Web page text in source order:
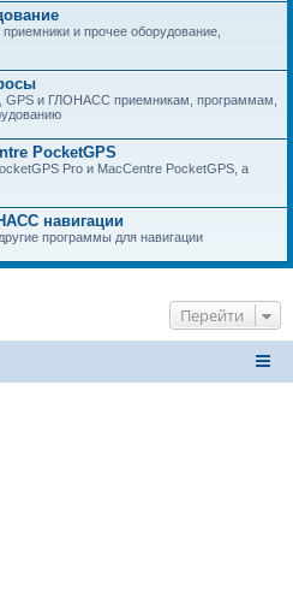
и прочее оборудование,
GPS и ГЛОНАСС приемникам, программам,
PocketGPS
Pro и MacCentre PocketGPS, а
навигации
программы для навигации
Перейти